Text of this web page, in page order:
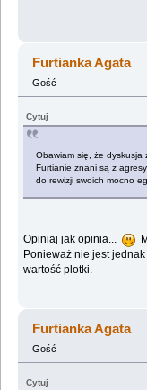
Furtianka Agata
Gość
Cytuj
Obawiam się, że dyskusja
Furtianie znani są z
do rewizji swoich mocno
Opiniaj jak opinia...
Ponieważ nie jest
wartość plotki.
Furtianka Agata
Gość
Cytuj